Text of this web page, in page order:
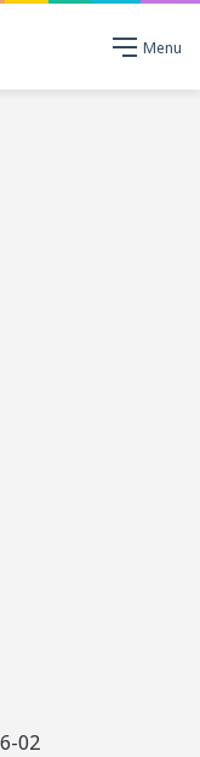
Menu
02